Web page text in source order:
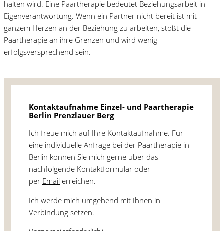
halten wird. Eine Paartherapie bedeutet Beziehungsarbeit in
Eigenverantwortung. Wenn ein Partner nicht bereit ist mit
ganzem Herzen an der Beziehung zu arbeiten, stößt die
Paartherapie an ihre Grenzen und wird wenig
erfolgsversprechend sein.
Kontaktaufnahme Einzel- und Paartherapie
Berlin Prenzlauer Berg
Ich freue mich auf Ihre Kontaktaufnahme. Für
eine individuelle Anfrage bei der Paartherapie in
Berlin können Sie mich gerne über das
nachfolgende Kontaktformular oder
per Email erreichen.
Ich werde mich umgehend mit Ihnen in
Verbindung setzen.